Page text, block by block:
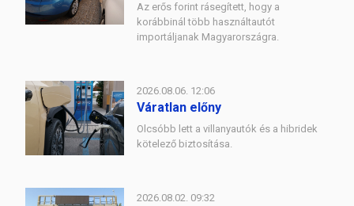
Az erős forint rásegített, hogy a
korábbinál több használtautót
importáljanak Magyarországra.
2026.08.06. 12:06
Váratlan előny
Olcsóbb lett a villanyautók és a hibridek
kötelező biztosítása.
2026.08.02. 09:32